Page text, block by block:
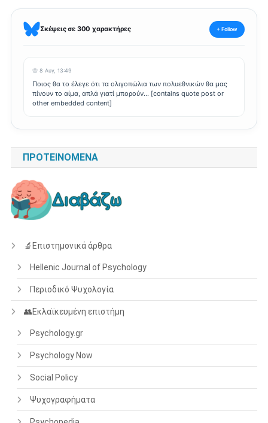
Σκέψεις σε 300 χαρακτήρες + Follow
🦋 8 Αυγ, 13:49
Ποιος θα το έλεγε ότι τα ολιγοπώλια των πολυεθνικών θα μας
πίνουν το αίμα, απλά γιατί μπορούν... [contains quote post or
other embedded content]
ΠΡΟΤΕΙΝΌΜΕΝΑ
🔬Επιστημονικά άρθρα
Hellenic Journal of Psychology
Περιοδικό Ψυχολογία
👥Εκλαϊκευμένη επιστήμη
Psychology.gr
Psychology Now
Social Policy
Ψυχογραφήματα